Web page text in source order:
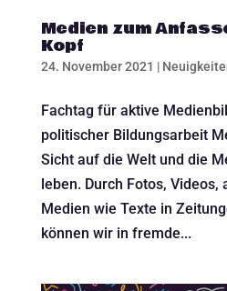
Medien zum
Kopf
24. November 2021 |
Fachtag für aktive
politischer Bildungsarbeit
Sicht auf die Welt und die
leben. Durch Fotos, Videos,
Medien wie Texte in
können wir in fremde...